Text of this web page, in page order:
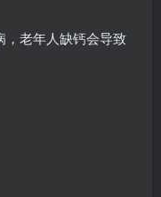
，老年人缺钙会导致